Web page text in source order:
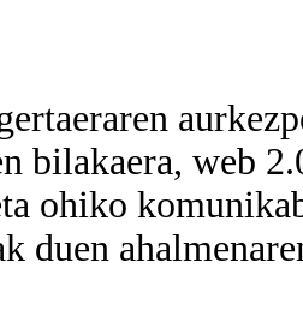
bilakaera, web
ohiko
duen